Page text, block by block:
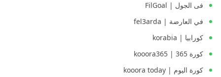
فى الجول | FilGoal
في العارضة | fel3arda
كورابيا | korabia
كورة 365 | kooora365
كورة اليوم | kooora today